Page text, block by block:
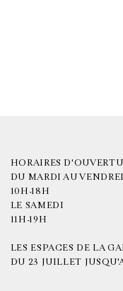
HORAIRES
DU MARDI AU
10H-18H
LE SAMEDI
11H-19H
LES ESPACES DE LA
DU 23 JUILLET